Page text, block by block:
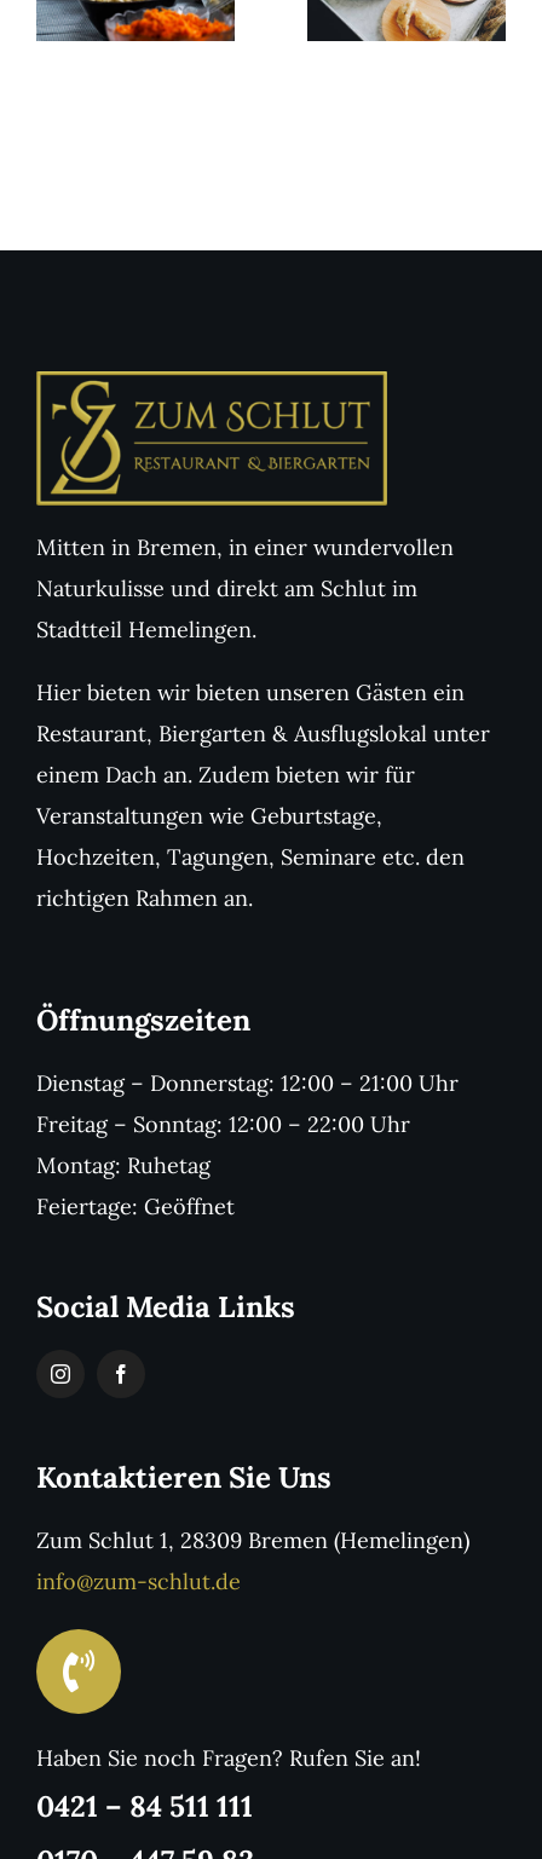
Mitten in Bremen, in einer wundervollen
Naturkulisse und direkt am Schlut im
Stadtteil Hemelingen.
Hier bieten wir bieten unseren Gästen ein
Restaurant, Biergarten & Ausflugslokal unter
einem Dach an. Zudem bieten wir für
Veranstaltungen wie Geburtstage,
Hochzeiten, Tagungen, Seminare etc. den
richtigen Rahmen an.
Öffnungszeiten
Dienstag – Donnerstag: 12:00 – 21:00 Uhr
Freitag – Sonntag: 12:00 – 22:00 Uhr
Montag: Ruhetag
Feiertage: Geöffnet
Social Media Links
Kontaktieren Sie Uns
Zum Schlut 1, 28309 Bremen (Hemelingen)
info@zum-schlut.de
Haben Sie noch Fragen? Rufen Sie an!
0421 – 84 511 111